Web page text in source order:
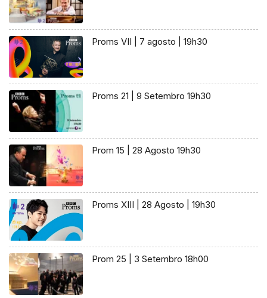
Proms VII | 7 agosto | 19h30
Proms 21 | 9 Setembro 19h30
Prom 15 | 28 Agosto 19h30
Proms XIII | 28 Agosto | 19h30
Prom 25 | 3 Setembro 18h00